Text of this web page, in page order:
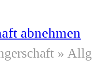
abnehmen
»